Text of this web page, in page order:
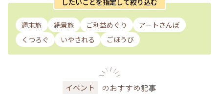
週末旅 絶景旅 ご利益めぐり
アートさんぽ
くつろぐ
いやされる ごほうび
イベント のおすすめ記事